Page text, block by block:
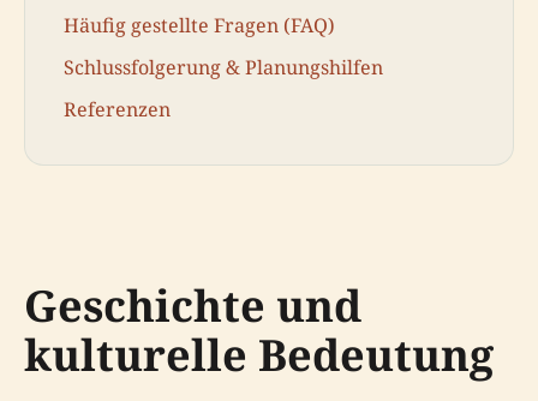
Häufig gestellte Fragen (FAQ)
Schlussfolgerung & Planungshilfen
Referenzen
Geschichte und
kulturelle Bedeutung